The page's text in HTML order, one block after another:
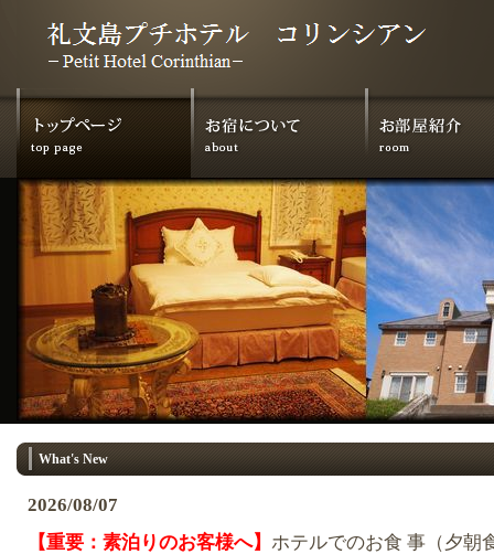
What's New
2026/08/07
【重要：素泊りのお客様へ】 ホテルでのお食 事（夕朝